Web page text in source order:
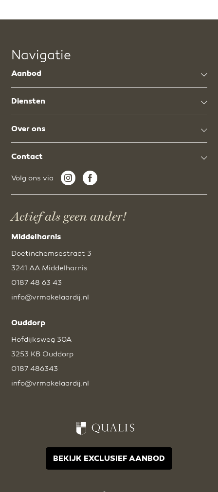
Navigatie
Aanbod
Diensten
Over ons
Contact
Volg ons via
Actief als geen ander!
Middelharnis
Doetinchemsestraat 3
3241 AA Middelharnis
0187 48 63 43
info@vrmakelaardij.nl
Ouddorp
Hofdijksweg 30A
3253 KB Ouddorp
0187 486343
info@vrmakelaardij.nl
BEKIJK EXCLUSIEF AANBOD